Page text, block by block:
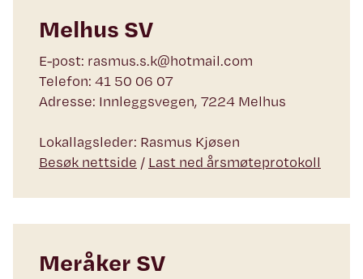
Melhus SV
E-post: rasmus.s.k@hotmail.com
Telefon: 41 50 06 07
Adresse: Innleggsvegen, 7224 Melhus
Lokallagsleder: Rasmus Kjøsen
Besøk nettside / Last ned årsmøteprotokoll
Meråker SV